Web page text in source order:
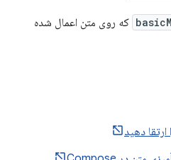
که روی متن اعمال شده
دهید